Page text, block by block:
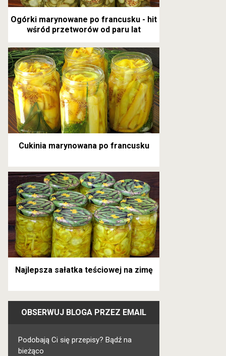
Kurczak po
Zupa gołąbkowa -
danie z młodej
kapusty
Ogórki marynowane po francusku - hit
wśród przetworów od paru lat
Cukinia marynowana po francusku
Najlepsza sałatka teściowej na zimę
OBSERWUJ BLOGA PRZEZ EMAIL
Podobają Ci się przepisy? Bądź na
bieżąco